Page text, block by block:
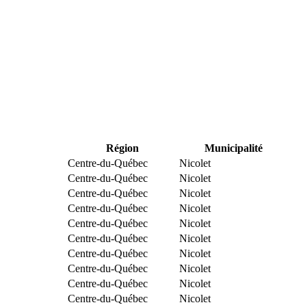
Région Municipalité
Centre-du-Québec
Nicolet
Centre-du-Québec
Nicolet
Centre-du-Québec
Nicolet
Centre-du-Québec
Nicolet
Centre-du-Québec
Nicolet
Centre-du-Québec
Nicolet
Centre-du-Québec
Nicolet
Centre-du-Québec
Nicolet
Centre-du-Québec
Nicolet
Centre-du-Québec Nicolet